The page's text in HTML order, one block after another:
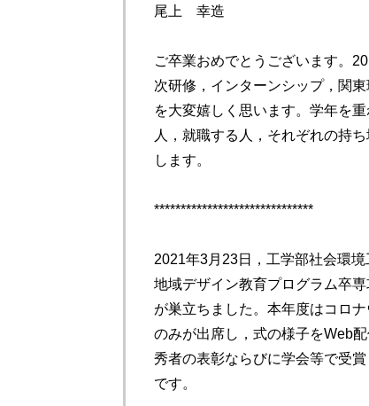
尾上 幸造
ご卒業おめでとうございます。
次研修，インターンシップ，関
を大変嬉しく思います。学年を
人，就職する人，それぞれの持
します。
******************************
2021年3月23日，工学部社会環
地域デザイン教育プログラム卒
が巣立ちました。本年度はコロ
のみが出席し，式の様子をWeb
秀者の表彰ならびに学会等で受
です。